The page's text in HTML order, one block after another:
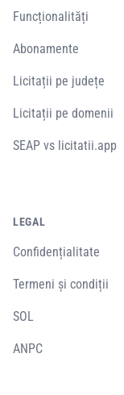
Funcționalități
Abonamente
Licitații pe județe
Licitații pe domenii
SEAP vs licitatii.app
LEGAL
Confidențialitate
Termeni și condiții
SOL
ANPC